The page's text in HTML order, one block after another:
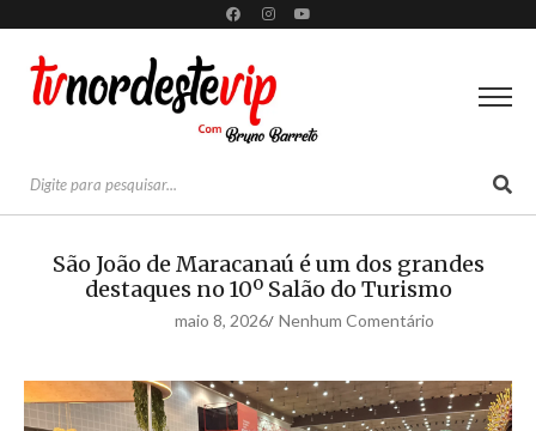
São João de Maracanaú é um dos grandes
destaques no 10º Salão do Turismo
maio 8, 2026/ Nenhum Comentário